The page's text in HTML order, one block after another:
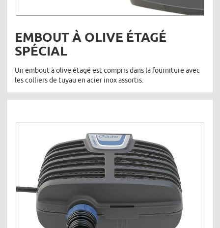
EMBOUT À OLIVE ÉTAGÉ
SPÉCIAL
Un embout à olive étagé est compris dans la fourniture avec
les colliers de tuyau en acier inox assortis.